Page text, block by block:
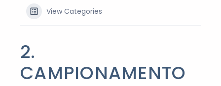
View Categories
2.
CAMPIONAMENTO